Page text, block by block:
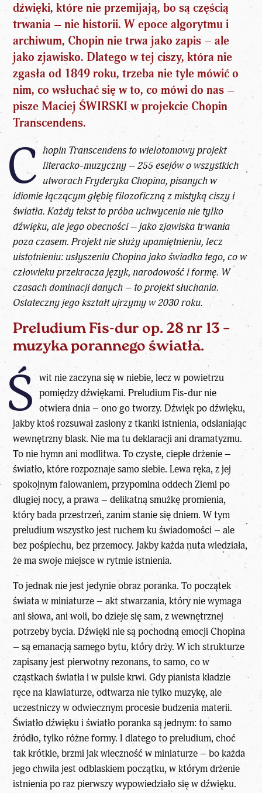
dźwięki, które nie przemijają, bo są częścią
trwania – nie historii. W epoce algorytmu i
archiwum, Chopin nie trwa jako zapis – ale
jako zjawisko. Dlatego w tej ciszy, która nie
zgasła od 1849 roku, trzeba nie tyle mówić o
nim, co wsłuchać się w to, co mówi do nas –
pisze Maciej ŚWIRSKI w projekcie Chopin
Transcendens.
C hopin Transcendens to wielotomowy projekt
literacko-muzyczny – 255 esejów o wszystkich
utworach Fryderyka Chopina, pisanych w
idiomie łączącym głębię filozoficzną z mistyką ciszy i
światła. Każdy tekst to próba uchwycenia nie tylko
dźwięku, ale jego obecności – jako zjawiska trwania
poza czasem. Projekt nie służy upamiętnieniu, lecz
uistotnieniu: usłyszeniu Chopina jako świadka tego, co w
człowieku przekracza język, narodowość i formę. W
czasach dominacji danych – to projekt słuchania.
Ostateczny jego kształt ujrzymy w 2030 roku.
Preludium Fis-dur op. 28 nr 13 –
muzyka porannego światła.
Ś wit nie zaczyna się w niebie, lecz w powietrzu
pomiędzy dźwiękami. Preludium Fis-dur nie
otwiera dnia – ono go tworzy. Dźwięk po dźwięku,
jakby ktoś rozsuwał zasłony z tkanki istnienia, odsłaniając
wewnętrzny blask. Nie ma tu deklaracji ani dramatyzmu.
To nie hymn ani modlitwa. To czyste, ciepłe drżenie –
światło, które rozpoznaje samo siebie. Lewa ręka, z jej
spokojnym falowaniem, przypomina oddech Ziemi po
długiej nocy, a prawa – delikatną smużkę promienia,
który bada przestrzeń, zanim stanie się dniem. W tym
preludium wszystko jest ruchem ku świadomości – ale
bez pośpiechu, bez przemocy. Jakby każda nuta wiedziała,
że ma swoje miejsce w ryt­mie istnienia.
To jednak nie jest jedynie obraz poranka. To początek
świata w miniaturze – akt stwarzania, który nie wymaga
ani słowa, ani woli, bo dzieje się sam, z wewnętrznej
potrzeby bycia. Dźwięki nie są pochodną emocji Chopina
– są emanacją samego bytu, który drży. W ich strukturze
zapisany jest pierwotny rezonans, to samo, co w
cząstkach światła i w pulsie krwi. Gdy pianista kładzie
ręce na klawiaturze, odtwarza nie tylko muzykę, ale
uczestniczy w odwiecznym procesie budzenia materii.
Światło dźwięku i światło poranka są jednym: to samo
źródło, tylko różne formy. I dlatego to preludium, choć
tak krótkie, brzmi jak wieczność w miniaturze – bo każda
jego chwila jest odblaskiem początku, w którym drżenie
istnienia po raz pierwszy wypowiedziało się w dźwięku.